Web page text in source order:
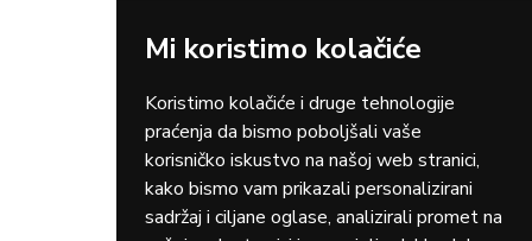
Mi koristimo kolačiće
Koristimo kolačiće i druge tehnologije
praćenja da bismo poboljšali vaše
korisničko iskustvo na našoj web stranici,
kako bismo vam prikazali personalizirani
sadržaj i ciljane oglase, analizirali promet na
Rješenja za vas
Turizam
Gastro
Rent-a-car
Dostava
Zdravstvo